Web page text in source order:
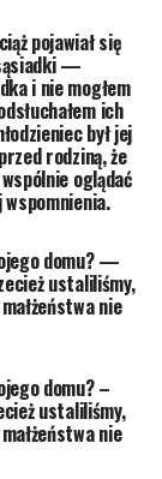
pojawiał się
—
i nie mogłem
ich
był jej
rodziną, że
oglądać
domu? —
ustaliliśmy,
nie
domu? –
ustaliliśmy,
nie